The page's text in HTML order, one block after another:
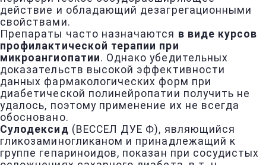
действие и обладающий дезагрегационными
свойствами.
Препараты часто назначаются в виде курсов
профилактической терапии при
микроангиопатии. Однако убедительных
доказательств высокой эффективности
данных фармакологических форм при
диабетической полинейропатии получить не
удалось, поэтому применение их не всегда
обосновано.
Сулодексид (ВЕССЕЛ ДУЕ Ф), являющийся
гликозаминогликаном и принадлежащий к
группе гепариноидов, показан при сосудистых